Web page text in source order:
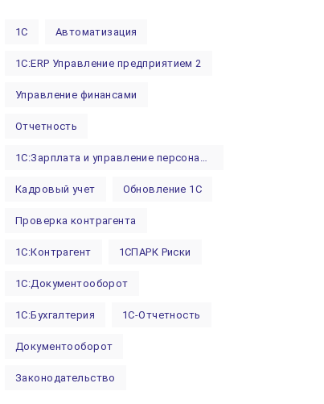
1С Автоматизация
1С:ERP Управление предприятием 2
Управление финансами
Отчетность
Кадровый учет Обновление 1С
Проверка контрагента
1С:Контрагент 1СПАРК Риски
1С:Документооборот
1С:Бухгалтерия 1С-Отчетность
Документооборот
Законодательство